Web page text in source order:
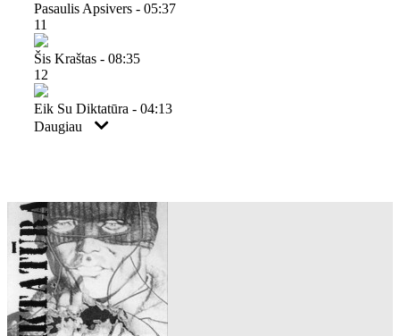
Pasaulis Apsivers - 05:37
11
Šis Kraštas - 08:35
12
Eik Su Diktatūra - 04:13
Daugiau